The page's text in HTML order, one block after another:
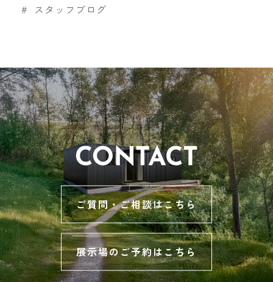
スタッフブログ
ご質問・ご相談はこちら
展示場のご予約はこちら